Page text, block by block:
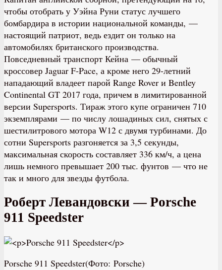
чтобы отобрать у Уэйна Руни статус лучшего
бомбардира в истории национальной команды, —
настоящий патриот, ведь ездит он только на
автомобилях британского производства.
Повседневный транспорт Кейна — обычный
кроссовер Jaguar F-Pace, а кроме него 29-летний
нападающий владеет парой Range Rover и Bentley
Continental GT 2017 года, причем в лимитированной
версии Supersports. Тираж этого купе ограничен 710
экземплярами — по числу лошадиных сил, снятых с
шестилитрового мотора W12 с двумя турбинами. До
сотни Supersports разгоняется за 3,5 секунды,
максимальная скорость составляет 336 км/ч, а цена
лишь немного превышает 200 тыс. фунтов — что не
так и много для звезды футбола.
Роберт Левандовски — Porsche
911 Speedster
Porsche 911 Speedster(Фото: Porsche)